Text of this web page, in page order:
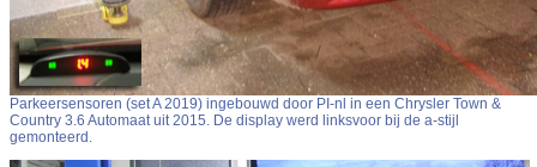
Parkeersensoren (set A 2019) ingebouwd door PI-nl in een Chrysler Town &
Country 3.6 Automaat uit 2015. De display werd linksvoor bij de a-stijl
gemonteerd.